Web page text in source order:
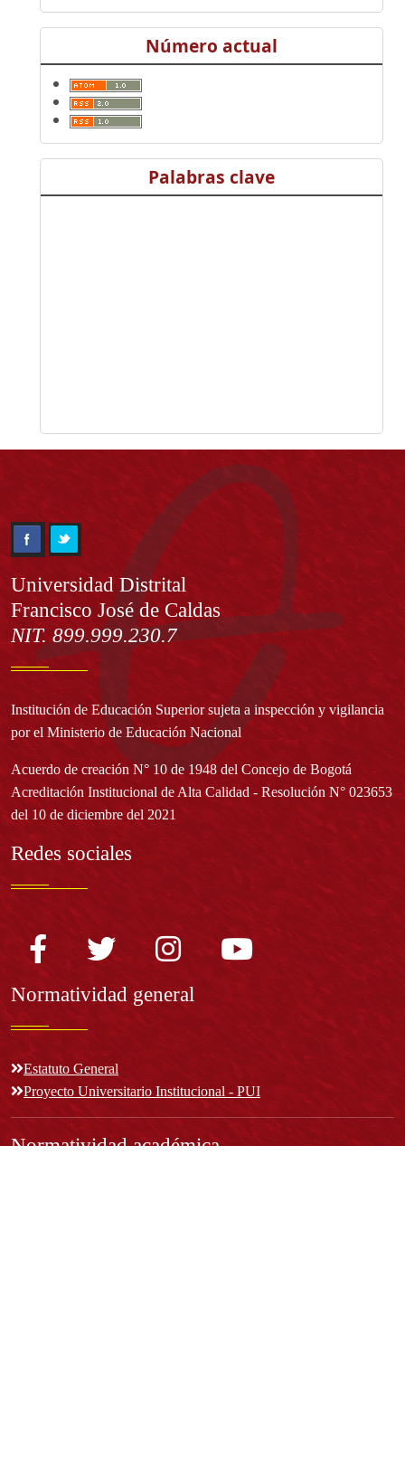
Número actual
Palabras clave
Información
Universidad Distrital
Francisco José de Caldas
NIT. 899.999.230.7
Institución de Educación Superior sujeta a inspección y vigilancia
por el Ministerio de Educación Nacional
Acuerdo de creación N° 10 de 1948 del Concejo de Bogotá
Acreditación Institucional de Alta Calidad - Resolución N° 023653
del 10 de diciembre del 2021
Redes sociales
Normatividad general
Estatuto General
Proyecto Universitario Institucional - PUI
Normatividad académica